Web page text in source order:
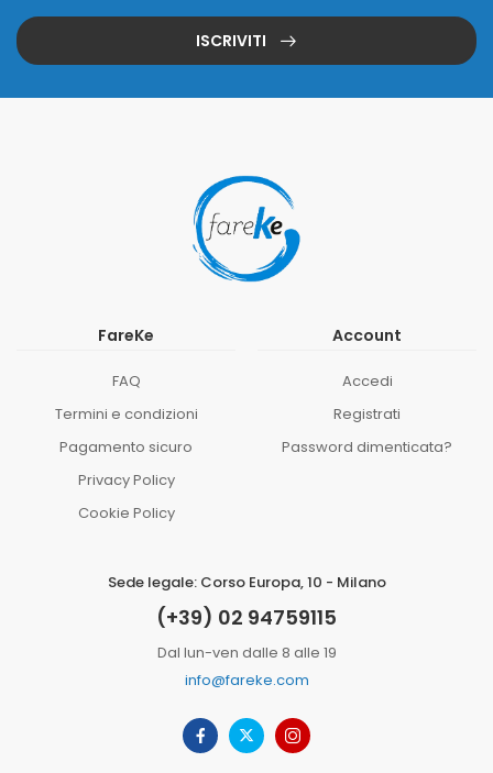
ISCRIVITI
FareKe
FAQ
Termini e condizioni
Pagamento sicuro
Privacy Policy
Cookie Policy
Account
Accedi
Registrati
Password dimenticata?
Sede legale: Corso Europa, 10 - Milano
(+39) 02 94759115
Dal lun-ven dalle 8 alle 19
info@fareke.com